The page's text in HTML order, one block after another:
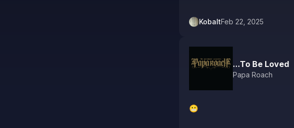
KobaltFeb 22, 2025
...To Be Loved
Papa Roach
😬